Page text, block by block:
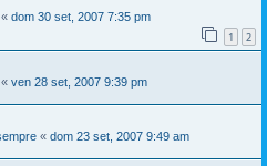
« dom 30 set, 2007 7:35 pm
1 2
« ven 28 set, 2007 9:39 pm
« dom 23 set, 2007 9:49 am